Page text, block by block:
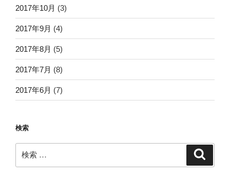
2017年10月 (3)
2017年9月 (4)
2017年8月 (5)
2017年7月 (8)
2017年6月 (7)
検索
索: